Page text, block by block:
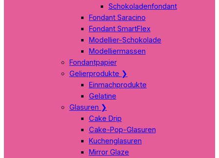
Schokoladenfondant
Fondant Saracino
Fondant SmartFlex
Modellier-Schokolade
Modelliermassen
Fondantpapier
Gelierprodukte ❯
Einmachprodukte
Gelatine
Glasuren ❯
Cake Drip
Cake-Pop-Glasuren
Kuchenglasuren
Mirror Glaze